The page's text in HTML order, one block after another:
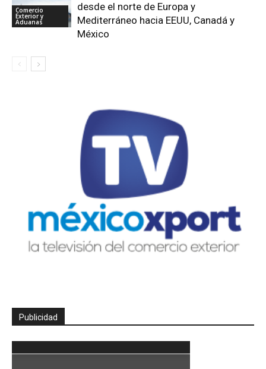
Comercio
Exterior y
Aduanas
desde el norte de Europa y
Mediterráneo hacia EEUU, Canadá y
México
Publicidad